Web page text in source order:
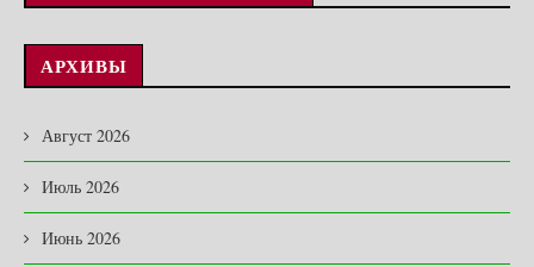
АРХИВЫ
Август 2026
Июль 2026
Июнь 2026